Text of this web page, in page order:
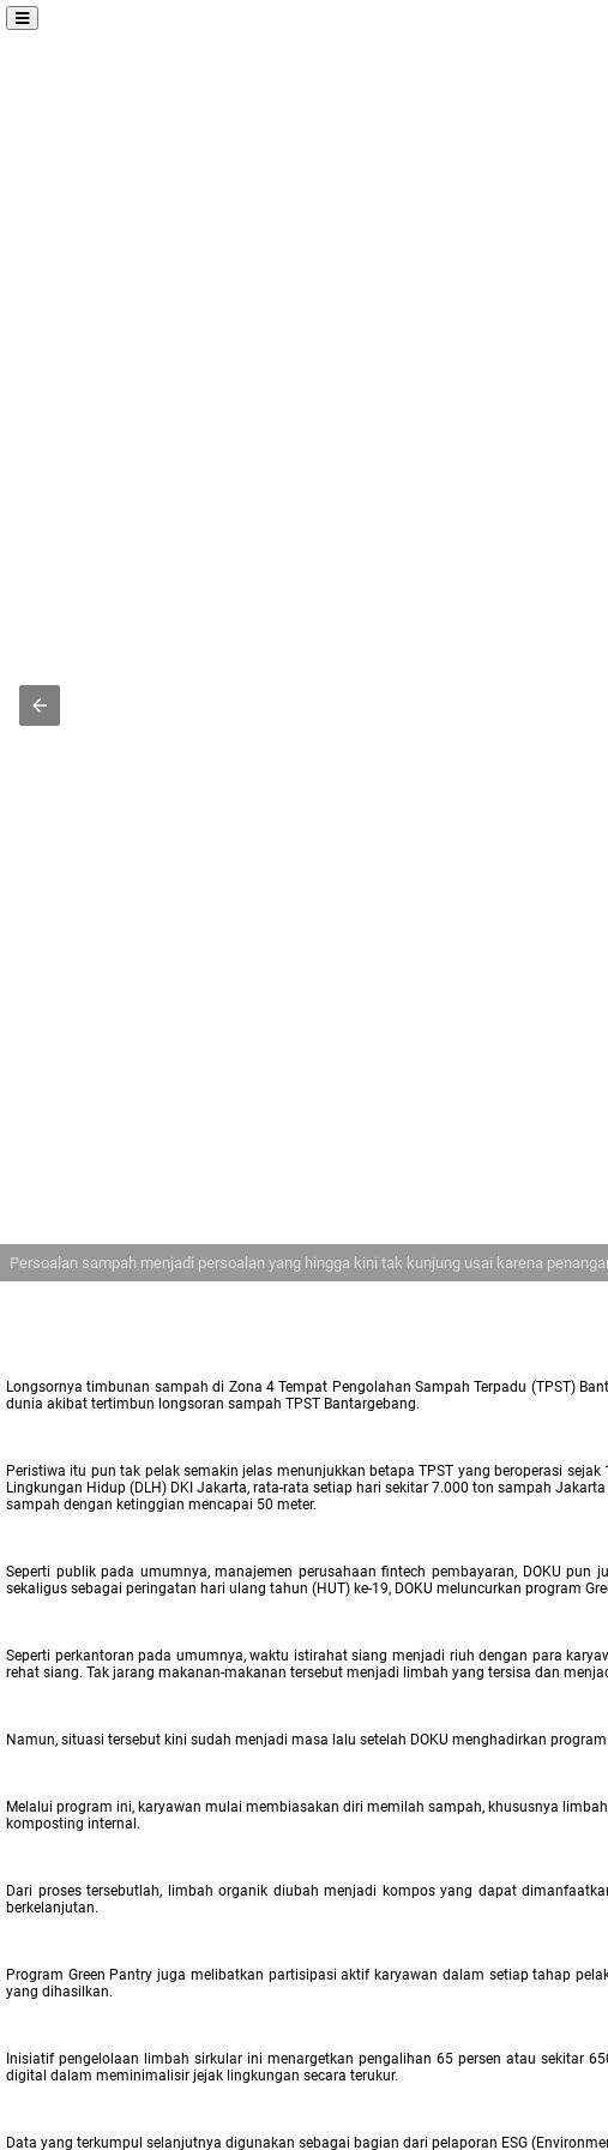
Persoalan sampah menjadi persoalan yang hingga kini tak kunjung usai karena
Longsornya timbunan sampah di Zona 4 Tempat Pengolahan Sampah Terpadu (TPST)
dunia akibat tertimbun longsoran sampah TPST Bantargebang.
Peristiwa itu pun tak pelak semakin jelas menunjukkan betapa TPST yang beroperasi
Lingkungan Hidup (DLH) DKI Jakarta, rata-rata setiap hari sekitar 7.000 ton sampah
sampah dengan ketinggian mencapai 50 meter.
Seperti publik pada umumnya, manajemen perusahaan fintech pembayaran, DOKU
sekaligus sebagai peringatan hari ulang tahun (HUT) ke-19, DOKU meluncurkan program
Seperti perkantoran pada umumnya, waktu istirahat siang menjadi riuh dengan para
rehat siang. Tak jarang makanan-makanan tersebut menjadi limbah yang tersisa dan
Namun, situasi tersebut kini sudah menjadi masa lalu setelah DOKU menghadirkan
Melalui program ini, karyawan mulai membiasakan diri memilah sampah, khususnya
komposting internal.
Dari proses tersebutlah, limbah organik diubah menjadi kompos yang dapat
berkelanjutan.
Program Green Pantry juga melibatkan partisipasi aktif karyawan dalam setiap tahap
yang dihasilkan.
Inisiatif pengelolaan limbah sirkular ini menargetkan pengalihan 65 persen atau sekitar
digital dalam meminimalisir jejak lingkungan secara terukur.
Data yang terkumpul selanjutnya digunakan sebagai bagian dari pelaporan ESG